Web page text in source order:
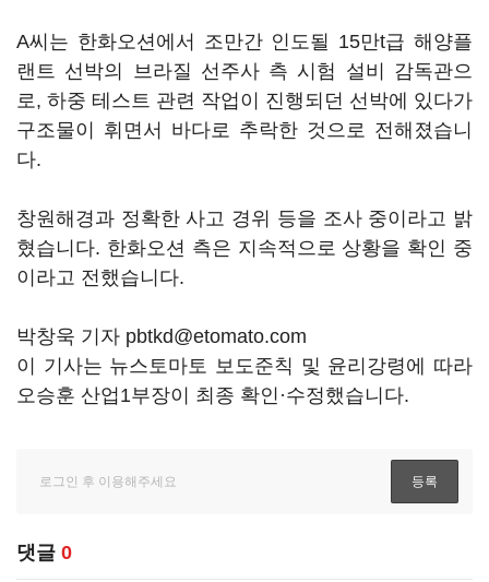
A씨는 한화오션에서 조만간 인도될 15만t급 해양플
랜트 선박의 브라질 선주사 측 시험 설비 감독관으
로, 하중 테스트 관련 작업이 진행되던 선박에 있다가
구조물이 휘면서 바다로 추락한 것으로 전해졌습니
다.
창원해경과 정확한 사고 경위 등을 조사 중이라고 밝
혔습니다. 한화오션 측은 지속적으로 상황을 확인 중
이라고 전했습니다.
박창욱 기자 pbtkd@etomato.com
이 기사는 뉴스토마토 보도준칙 및 윤리강령에 따라
오승훈 산업1부장이 최종 확인·수정했습니다.
댓글 0